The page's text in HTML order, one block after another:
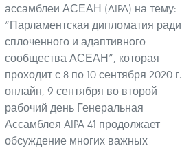
ассамблеи АСЕАН (AIPA) на тему:
“Парламентская дипломатия ради
сплоченного и адаптивного
сообщества АСЕАН”, которая
проходит с 8 по 10 сентября 2020 г.
онлайн, 9 сентября во второй
рабочий день Генеральная
Ассамблея AIPA 41 продолжает
обсуждение многих важных